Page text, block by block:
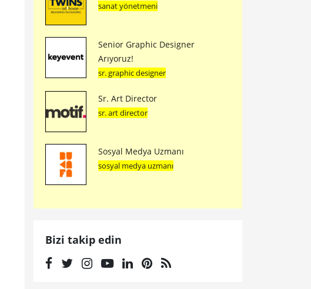
sanat yönetmeni
Senior Graphic Designer
Arıyoruz!
sr. graphic designer
Sr. Art Director
sr. art director
Sosyal Medya Uzmanı
sosyal medya uzmanı
Bizi takip edin